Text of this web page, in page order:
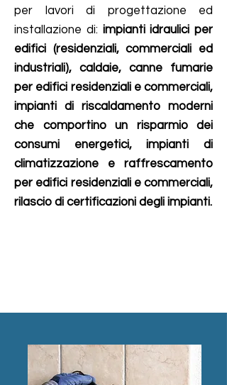
per lavori di progettazione ed
installazione di: impianti idraulici per
edifici (residenziali, commerciali ed
industriali), caldaie, canne fumarie
per edifici residenziali e commerciali,
impianti di riscaldamento moderni
che comportino un risparmio dei
consumi energetici, impianti di
climatizzazione e raffrescamento
per edifici residenziali e commerciali,
rilascio di certificazioni degli impianti.